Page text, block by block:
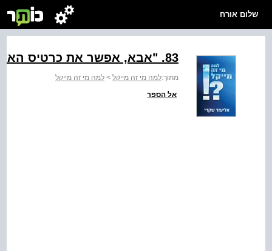
שלום אורח
83. "אבא, אפשר את כרטיס האשראי שלך?"
מתוך:למה מי זה מייקל > למה מי זה מייקל
אל הספר